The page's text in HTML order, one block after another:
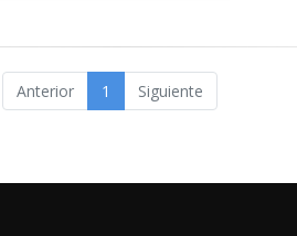
Anterior 1 Siguiente